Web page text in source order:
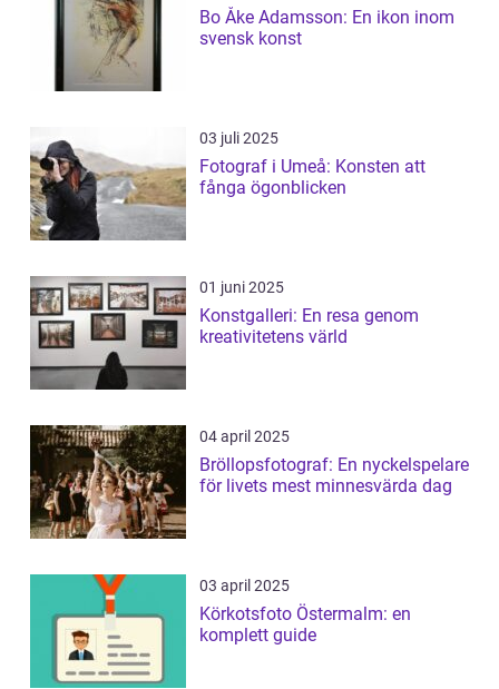
Bo Åke Adamsson: En ikon inom
svensk konst
03 juli 2025
Fotograf i Umeå: Konsten att
fånga ögonblicken
01 juni 2025
Konstgalleri: En resa genom
kreativitetens värld
04 april 2025
Bröllopsfotograf: En nyckelspelare
för livets mest minnesvärda dag
03 april 2025
Körkotsfoto Östermalm: en
komplett guide